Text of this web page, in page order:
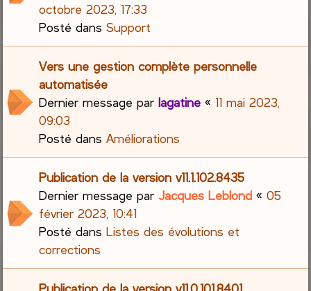
octobre 2023, 17:33
Posté dansSupport
Vers une gestion complète personnelle
automatisée
Dernier message parlagatine « 11 mai 2023,
09:03
Posté dansAméliorations
Publication de la version v11.1.102.8435
Dernier message parJacques Leblond «05
février 2023, 10:41
Posté dansListes des évolutions et
corrections